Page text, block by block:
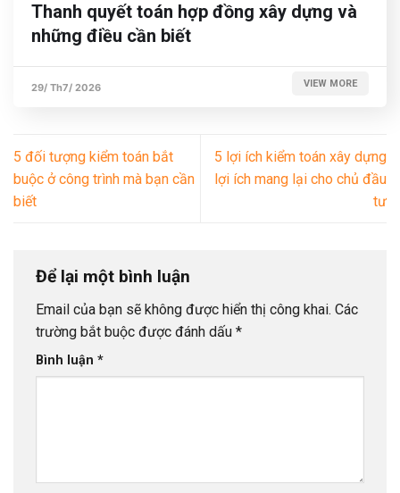
Thanh quyết toán hợp đồng xây dựng và
những điều cần biết
29/ Th7/ 2026 VIEW MORE
5 đối tượng kiểm toán bắt
buộc ở công trình mà bạn cần
biết
5 lợi ích kiểm toán xây dựng
lợi ích mang lại cho chủ đầu
tư
Để lại một bình luận
Email của bạn sẽ không được hiển thị công khai. Các
trường bắt buộc được đánh dấu *
Bình luận *